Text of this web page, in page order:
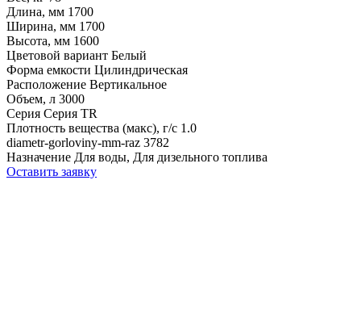
Длина, мм 1700
Ширина, мм 1700
Высота, мм 1600
Цветовой вариант Белый
Форма емкости Цилиндрическая
Расположение Вертикальное
Объем, л 3000
Серия Серия TR
Плотность вещества (макс), г/с 1.0
diametr-gorloviny-mm-raz 3782
Назначение Для воды, Для дизельного топлива
Оставить заявку